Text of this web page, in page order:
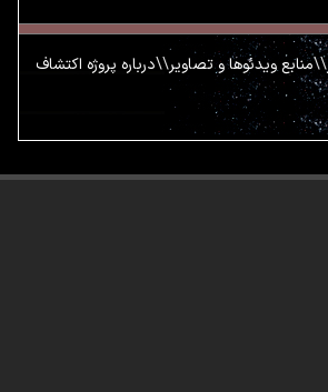
\\منابع ویدئوها و تصاویر\\درباره پروژه اکتشاف